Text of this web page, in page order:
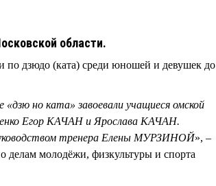
области.
по дзюдо (ката) среди юношей и девушек до
«дзю но ката» завоевали учащиеся омской
Егор КАЧАН и Ярослава КАЧАН.
тренера Елены МУРЗИНОЙ», –
делам молодёжи, физкультуры и спорта